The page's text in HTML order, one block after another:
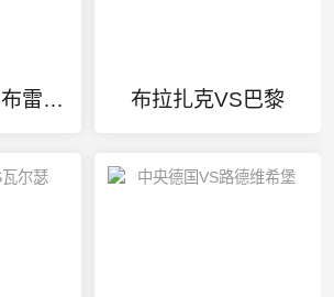
兹沃勒女足VS布雷达女足 布拉扎克VS巴黎